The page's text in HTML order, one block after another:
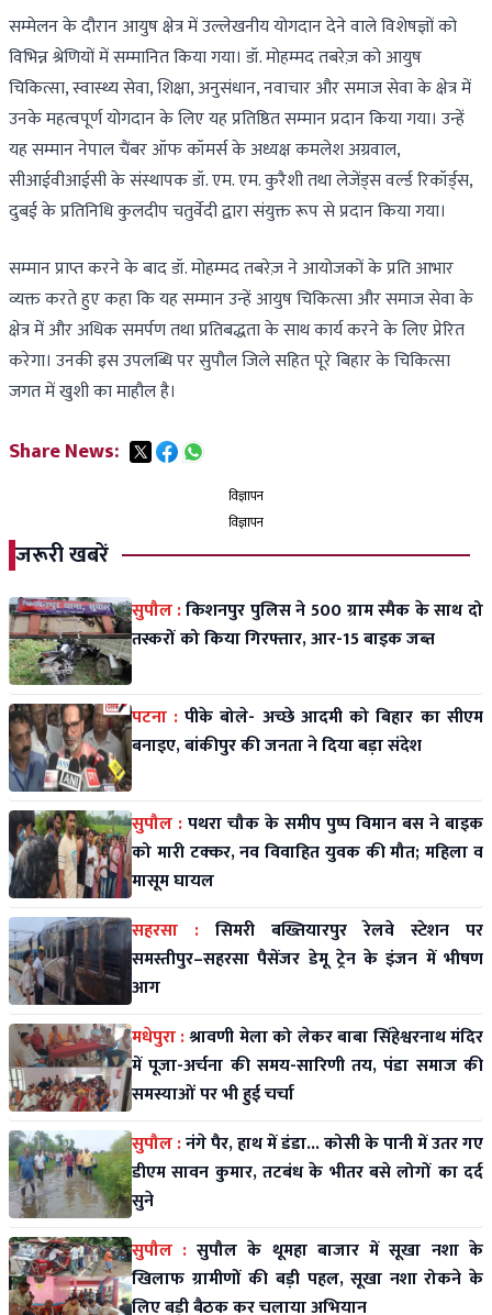
सम्मेलन के दौरान आयुष क्षेत्र में उल्लेखनीय योगदान देने वाले विशेषज्ञों को
विभिन्न श्रेणियों में सम्मानित किया गया। डॉ. मोहम्मद तबरेज़ को आयुष
चिकित्सा, स्वास्थ्य सेवा, शिक्षा, अनुसंधान, नवाचार और समाज सेवा के क्षेत्र में
उनके महत्वपूर्ण योगदान के लिए यह प्रतिष्ठित सम्मान प्रदान किया गया। उन्हें
यह सम्मान नेपाल चैंबर ऑफ कॉमर्स के अध्यक्ष कमलेश अग्रवाल,
सीआईवीआईसी के संस्थापक डॉ. एम. एम. कुरैशी तथा लेजेंड्स वर्ल्ड रिकॉर्ड्स,
दुबई के प्रतिनिधि कुलदीप चतुर्वेदी द्वारा संयुक्त रूप से प्रदान किया गया।
सम्मान प्राप्त करने के बाद डॉ. मोहम्मद तबरेज़ ने आयोजकों के प्रति आभार
व्यक्त करते हुए कहा कि यह सम्मान उन्हें आयुष चिकित्सा और समाज सेवा के
क्षेत्र में और अधिक समर्पण तथा प्रतिबद्धता के साथ कार्य करने के लिए प्रेरित
करेगा। उनकी इस उपलब्धि पर सुपौल जिले सहित पूरे बिहार के चिकित्सा
जगत में खुशी का माहौल है।
Share News:
विज्ञापन
विज्ञापन
जरूरी खबरें
सुपौल :किशनपुर पुलिस ने 500 ग्राम स्मैक के साथ दो
तस्करों को किया गिरफ्तार, आर-15 बाइक जब्त
पटना : पीके बोले- अच्छे आदमी को बिहार का सीएम
बनाइए, बांकीपुर की जनता ने दिया बड़ा संदेश
सुपौल :पथरा चौक के समीप पुष्प विमान बस ने बाइक
को मारी टक्कर, नव विवाहित युवक की मौत; महिला व
मासूम घायल
सहरसा : सिमरी बख्तियारपुर रेलवे स्टेशन पर
समस्तीपुर–सहरसा पैसेंजर डेमू ट्रेन के इंजन में भीषण
आग
मधेपुरा :श्रावणी मेला को लेकर बाबा सिंहेश्वरनाथ मंदिर
में पूजा-अर्चना की समय-सारिणी तय, पंडा समाज की
समस्याओं पर भी हुई चर्चा
सुपौल :नंगे पैर, हाथ में डंडा... कोसी के पानी में उतर गए
डीएम सावन कुमार, तटबंध के भीतर बसे लोगों का दर्द
सुने
सुपौल : सुपौल के थूमहा बाजार में सूखा नशा के
खिलाफ ग्रामीणों की बड़ी पहल, सूखा नशा रोकने के
लिए बड़ी बैठक कर चलाया अभियान